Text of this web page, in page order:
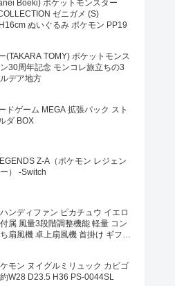
Boeki) ポケットモンスター
ゼニガメ (S)
ぬいぐるみ ポケモン PP19
(TAKARA TOMY) ポケットモンス
30周年記念 モンコレ旅立ちの3
デア地方
ドゲーム MEGA 拡張パック スト
ダ BOX
Z-A（ポケモン レジェン
） -Switch
ンディファン ピカチュウ イエロ
属 風量3段階調整機能 軽量 コン
扇風機 卓上扇風機 首掛け ギフト
最適 USB充電 Type-C対応
モン ヌイグルミリュック カビゴ
W28 D23.5 H36 PS-0044SL